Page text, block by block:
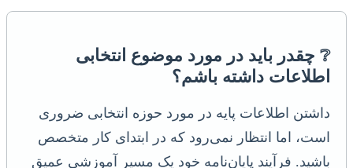
❔ چقدر باید در مورد موضوع انتخابی
اطلاعات داشته باشم؟
داشتن اطلاعات پایه در مورد حوزه انتخابی ضروری
است، اما انتظار نمی‌رود که در ابتدای کار متخصص
باشید. فرآیند پایان‌نامه خود یک مسیر آموزشی عمیق